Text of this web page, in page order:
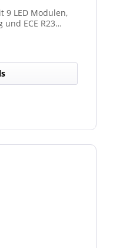
9 LED Modulen,
ECE R23